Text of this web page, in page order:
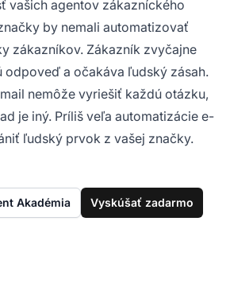
vašich agentov zákazníckého
by nemali automatizovať
zákazníkov. Zákazník zvyčajne
odpoveď a očakáva ľudský zásah.
nemôže vyriešiť každú otázku,
je iný. Príliš veľa automatizácie e-
ľudský prvok z vašej značky.
Akadémia Vyskúšať zadarmo